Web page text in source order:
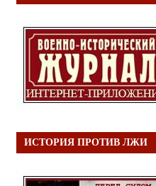
ИСТОРИЯ ПРОТИВ ЛЖИ